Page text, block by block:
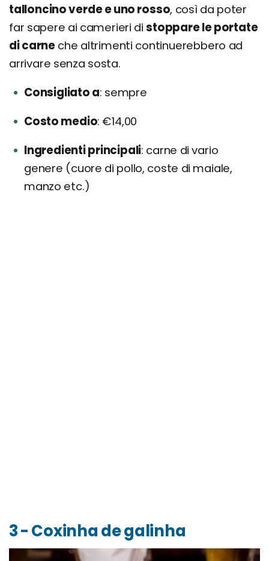
talloncino verde e uno rosso, così da poter
far sapere ai camerieri distoppare le portate
di carneche altrimenti continuerebbero ad
arrivare senza sosta.
Consigliato a sempre
Costo medio €14,00
Ingredienti principali carne di vario
genere (cuore di pollo, coste di maiale,
manzo etc.)
3 - Coxinha de galinha